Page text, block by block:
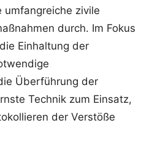
umfangreiche zivile
durch. Im Fokus
Einhaltung der
Überführung der
Technik zum Einsatz,
der Verstöße